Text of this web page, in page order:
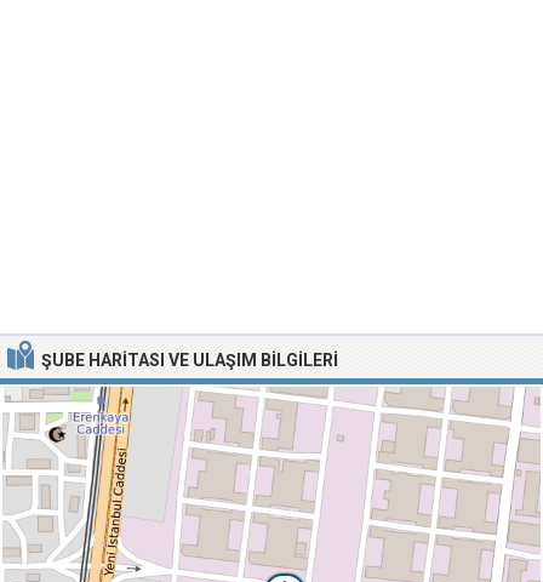
ŞUBE HARITASI VE ULAŞIM BILGILERI